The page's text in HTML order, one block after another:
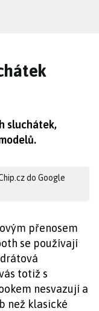
sluchátek,
do Google
přenosem
se používají
totiž s
nesvazují a
než klasické